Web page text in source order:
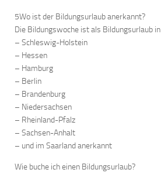
5Wo ist der Bildungsurlaub anerkannt?
Die Bildungswoche ist als Bildungsurlaub in
– Schleswig-Holstein
– Hessen
– Hamburg
– Berlin
– Brandenburg
– Niedersachsen
– Rheinland-Pfalz
– Sachsen-Anhalt
– und im Saarland anerkannt
Wie buche ich einen Bildungsurlaub?